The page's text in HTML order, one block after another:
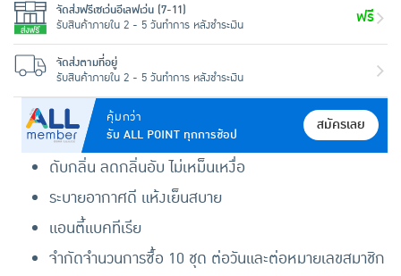
คุ้มกว่า
รับ ALL POINT ทุกการช้อป
สมัครเลย
ดับกลิ่น ลดกลิ่นอับ ไม่เหม็นเหงื่อ
ระบายอากาศดี แห้งเย็นสบาย
แอนตี้แบคทีเรีย
จำกัดจำนวนการซื้อ 10 ชุด ต่อวันและต่อหมายเลขสมาชิก
จัดส่งฟรีเซเว่นอีเลฟเว่น (7-11)
รับสินค้าภายใน 2 - 5 วันทำการ หลังชำระเงิน
ฟรี
จัดส่งตามที่อยู่
รับสินค้าภายใน 2 - 5 วันทำการ หลังชำระเงิน